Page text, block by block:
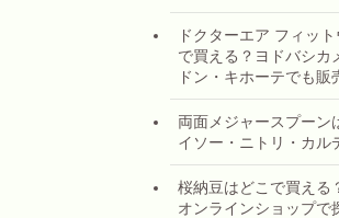
ドクターエア フィッ
で買える？ヨドバシカ
ドン・キホーテでも販
両面メジャースプーン
イソー・ニトリ・カル
桜納豆はどこで買える
オンラインショップで